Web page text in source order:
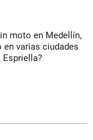
moto en Medellín,
varias ciudades
Espriella?